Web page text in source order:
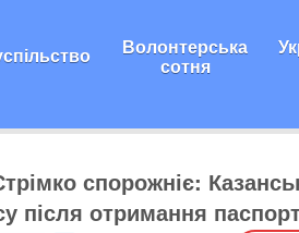
Волонтерська
сотня
спорожніє:
після отримання